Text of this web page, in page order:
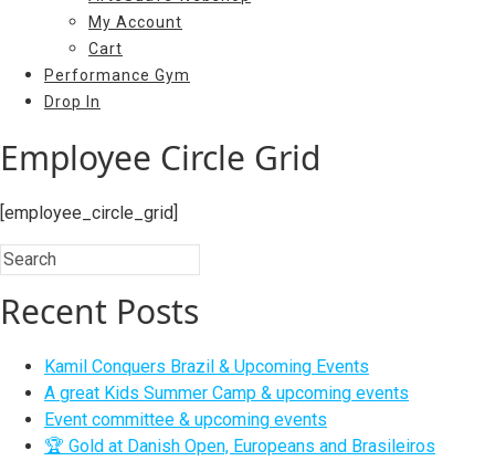
My Account
Cart
Performance Gym
Drop In
Employee Circle Grid
[employee_circle_grid]
Recent Posts
Kamil Conquers Brazil & Upcoming Events
A great Kids Summer Camp & upcoming events
Event committee & upcoming events
🏆 Gold at Danish Open, Europeans and Brasileiros